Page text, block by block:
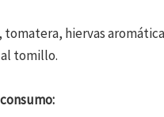
tomatera, hiervas
tomillo.